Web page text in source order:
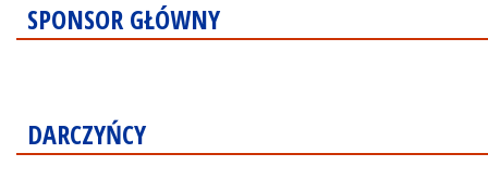
SPONSOR GŁÓWNY
DARCZYŃCY